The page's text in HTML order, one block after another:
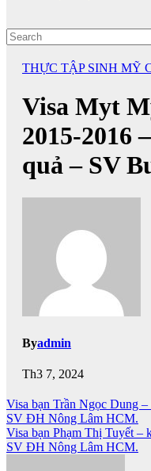
THỰC TẬP SINH MỸ
Visa Myt
2015-2016
quả – SV
Byadmin
Th3 7, 2024
Điều
hướng
bài
Visa bạn Trần Ngọc Dung
SV ĐH Nông Lâm HCM.
Visa bạn Phạm Thị Tuyết –
SV ĐH Nông Lâm HCM.